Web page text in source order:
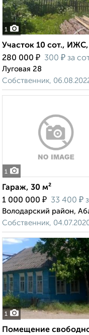
1
Участок 10 сот., ИЖС,
280 000 ₽ 300 ₽ за
Луговая 28
Собственник,
1
Гараж, 30 м²
1 000 000 ₽ 33 400 ₽
Володарский район,
Собственник,
1
Помещение